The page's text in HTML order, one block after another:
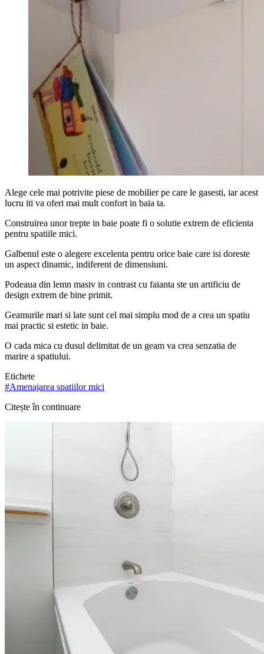
Alege cele mai potrivite piese de mobilier pe care le gasesti, iar acest
lucru iti va oferi mai mult confort in baia ta.
Construirea unor trepte in baie poate fi o solutie extrem de eficienta
pentru spatiile mici.
Galbenul este o alegere excelenta pentru orice baie care isi doreste
un aspect dinamic, indiferent de dimensiuni.
Podeaua din lemn masiv in contrast cu faianta ste un artificiu de
design extrem de bine primit.
Geamurile mari si late sunt cel mai simplu mod de a crea un spatiu
mai practic si estetic in baie.
O cada mica cu dusul delimitat de un geam va crea senzatia de
marire a spatiului.
Etichete
#Amenajarea spatiilor mici
Citește în continuare